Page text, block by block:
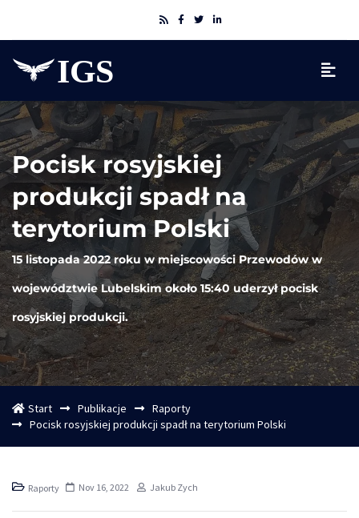
Pocisk rosyjskiej
produkcji spadł na
terytorium Polski
15 listopada 2022 roku w miejscowości Przewodów w
województwie Lubelskim około 15:40 uderzył pocisk
rosyjskiej produkcji.
Start Publikacje
Raporty
Pocisk rosyjskiej produkcji spadł na terytorium Polski
Raporty Nov 16, 2022 Jakub Zych